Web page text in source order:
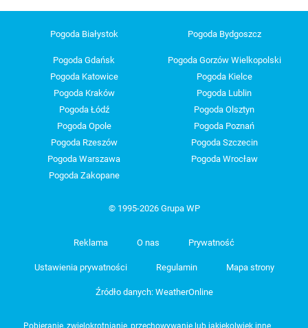
Pogoda Białystok Pogoda Bydgoszcz
Pogoda Gdańsk
Pogoda Gorzów Wielkopolski
Pogoda Katowice
Pogoda Kielce
Pogoda Kraków
Pogoda Lublin
Pogoda Łódź
Pogoda Olsztyn
Pogoda Opole
Pogoda Poznań
Pogoda Rzeszów
Pogoda Szczecin
Pogoda Warszawa
Pogoda Wrocław
Pogoda Zakopane
© 1995-2026 Grupa WP
Reklama O nas Prywatność
Ustawienia prywatności Regulamin Mapa strony
Źródło danych: WeatherOnline
Pobieranie, zwielokrotnianie, przechowywanie lub jakiekolwiek inne